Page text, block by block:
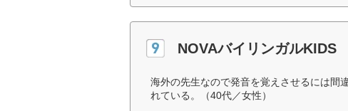
NOVAバイリンガルKIDS
海外の先生なので発音を覚えさせるには間
れている。（40代／女性）